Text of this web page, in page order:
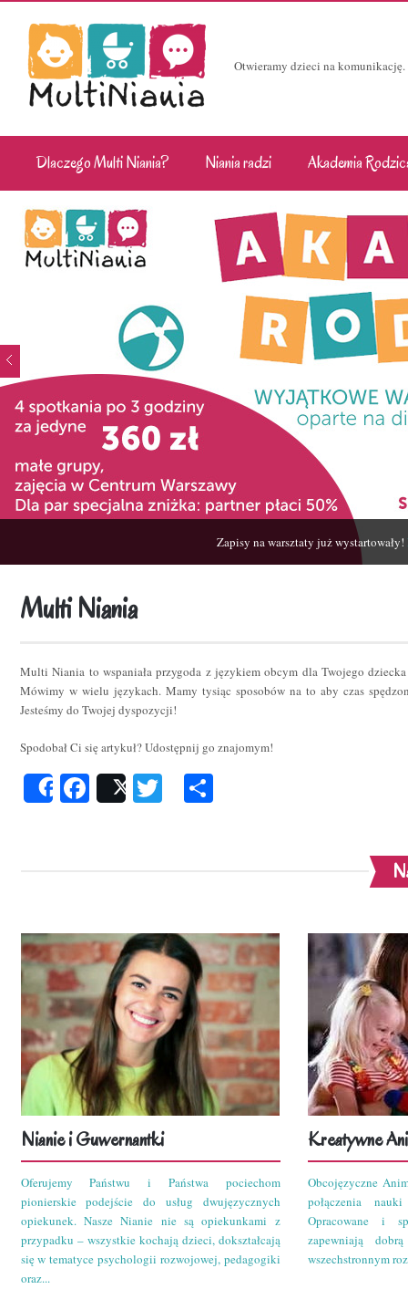
Otwieramy dzieci na
Dlaczego Multi Niania? Niania radzi Akademia
Zapisy na warsztaty już wystartowały!
Multi Niania
Multi Niania to wspaniała przygoda z językiem obcym dla Twojego
Mówimy w wielu językach. Mamy tysiąc sposobów na to aby czas
Jesteśmy do Twojej dyspozycji!
Spodobał Ci się artykuł? Udostępnij go znajomym!
ShareFacebook
Post Twitter
Nianie i Guwernantki
Oferujemy Państwu i Państwa pociechom
pionierskie podejście do usług dwujęzycznych
opiekunek. Nasze Nianie nie są opiekunkami z
przypadku – wszystkie kochają dzieci, dokształcają
się w tematyce psychologii rozwojowej, pedagogiki
oraz...
Kreatywne
Obcojęzyczne
połączenia
Opracowane i
zapewniają
wszechstronnym